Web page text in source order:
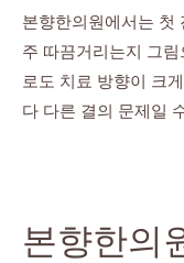
본향한의원에서는 첫
주 따끔거리는지 그
로도 치료 방향이 크
다 다른 결의 문제일
본향한의